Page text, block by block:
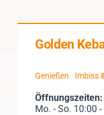
Golden
Genießen Imbiss
Öffnungszeiten:
Mo. - So. 10:00